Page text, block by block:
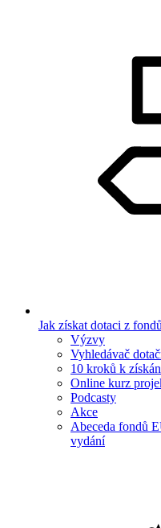
Jak získat dotaci z
Výzvy
Vyhledávač
10 kroků k
Online kurz
Podcasty
Akce
Abeceda fondů
vydání